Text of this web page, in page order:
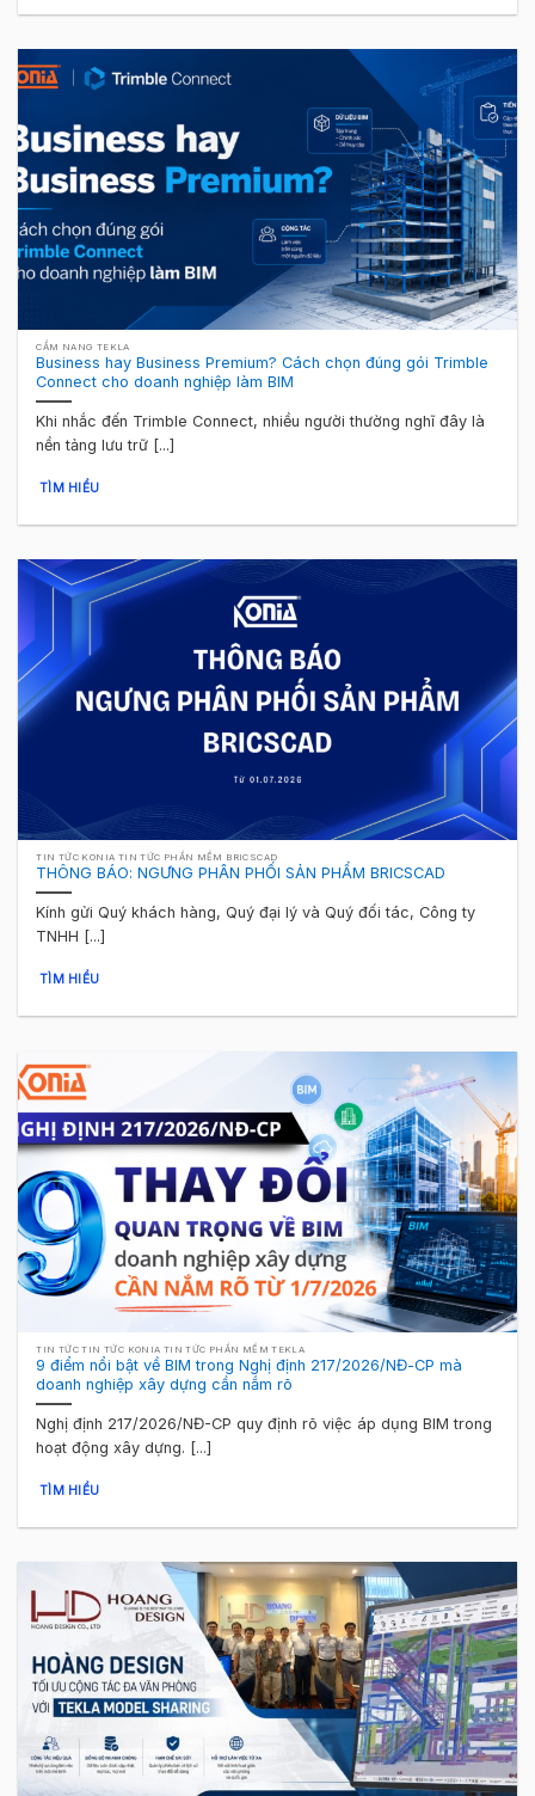
CẨM NANG TEKLA
Business hay Business Premium? Cách chọn đúng gói Trimble
Connect cho doanh nghiệp làm BIM
Khi nhắc đến Trimble Connect, nhiều người thường nghĩ đây là
nền tảng lưu trữ [...]
TÌM HIỂU
TIN TỨC KONIA TIN TỨC PHẦN MỀM BRICSCAD
THÔNG BÁO: NGƯNG PHÂN PHỐI SẢN PHẨM BRICSCAD
Kính gửi Quý khách hàng, Quý đại lý và Quý đối tác, Công ty
TNHH [...]
TÌM HIỂU
TIN TỨC TIN TỨC KONIA TIN TỨC PHẦN MỀM TEKLA
9 điểm nổi bật về BIM trong Nghị định 217/2026/NĐ-CP mà
doanh nghiệp xây dựng cần nắm rõ
Nghị định 217/2026/NĐ-CP quy định rõ việc áp dụng BIM trong
hoạt động xây dựng. [...]
TÌM HIỂU